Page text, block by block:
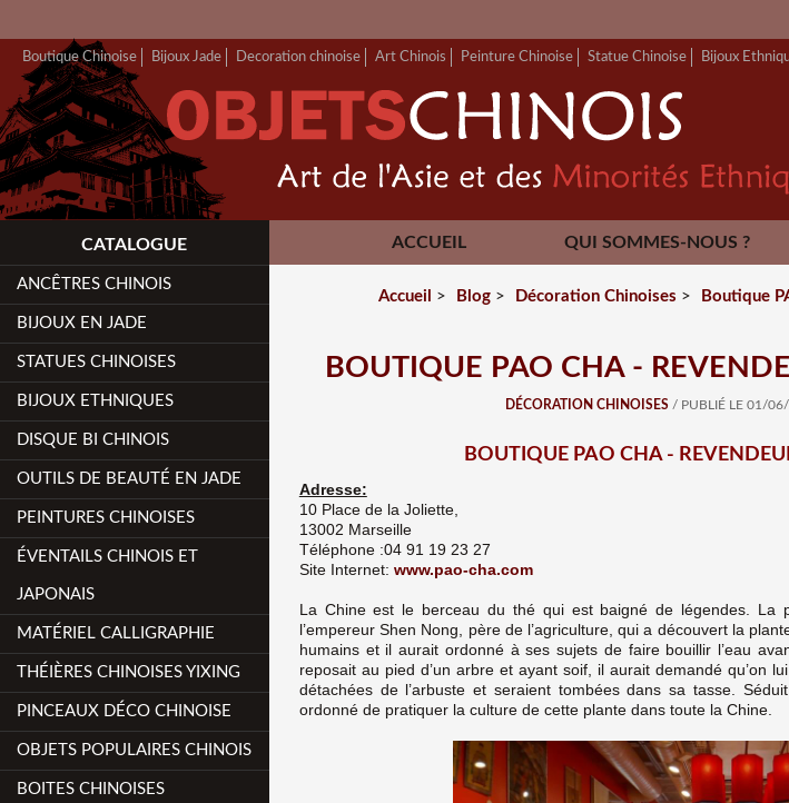
Boutique Chinoise Bijoux Jade Decoration chinoise Art Chinois Peinture Chinoise Statue Chinoise Bijoux
ACCUEIL QUI SOMMES-NOUS ?
CATALOGUE
ANCÊTRES CHINOIS
BIJOUX EN JADE
STATUES CHINOISES
BIJOUX ETHNIQUES
DISQUE BI CHINOIS
OUTILS DE BEAUTÉ EN JADE
PEINTURES CHINOISES
ÉVENTAILS CHINOIS ET
JAPONAIS
MATÉRIEL CALLIGRAPHIE
THÉIÈRES CHINOISES YIXING
PINCEAUX DÉCO CHINOISE
OBJETS POPULAIRES CHINOIS
BOITES CHINOISES
Accueil > Blog> Décoration Chinoises > Boutique
BOUTIQUE PAO CHA -
DÉCORATION CHINOISES / PUBLIÉ LE 01/
BOUTIQUE PAO CHA -
Adresse:
10 Place de la Joliette,
13002 Marseille
Téléphone :04 91 19 23 27
Site Internet: www.pao-cha.com
La Chine est le berceau du thé qui est baigné de légendes. La
l’empereur Shen Nong, père de l’agriculture, qui a découvert la
humains et il aurait ordonné à ses sujets de faire bouillir l’eau
reposait au pied d’un arbre et ayant soif, il aurait demandé qu’on
détachées de l’arbuste et seraient tombées dans sa tasse.
ordonné de pratiquer la culture de cette plante dans toute la Chine.